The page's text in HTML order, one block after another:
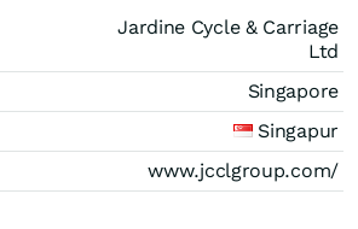
Jardine Cycle & Carriage
Ltd
Singapore
Singapur
www.jcclgroup.com/